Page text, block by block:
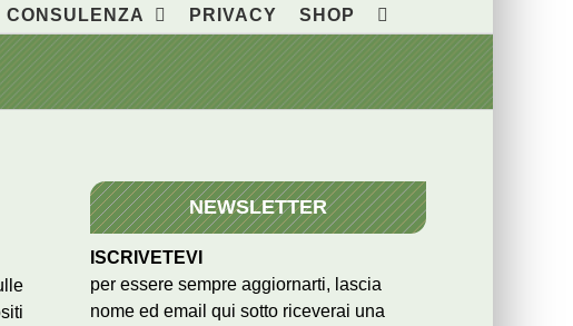
CONSULENZA PRIVACY SHOP
NEWSLETTER
ISCRIVETEVI
per essere sempre aggiornarti, lascia
nome ed email qui sotto riceverai una